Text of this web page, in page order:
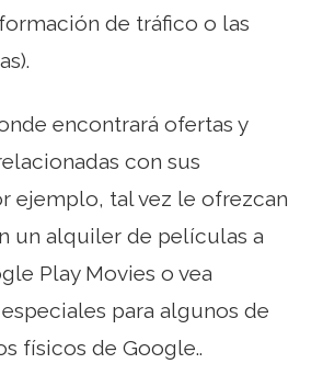
de tráfico o las
encontrará ofertas y
con sus
ejemplo, tal vez le ofrezcan
un alquiler de películas a
Play Movies o vea
para algunos de
físicos de Google..